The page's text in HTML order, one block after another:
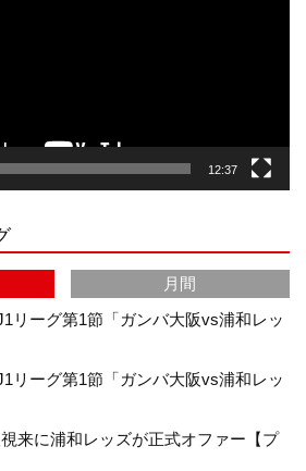
e
C
h
a
n
12:37
月間
リーグ第1節「ガンバ大阪vs浦和レッ
リーグ第1節「ガンバ大阪vs浦和レッ
来に浦和レッズが正式オファー【プ